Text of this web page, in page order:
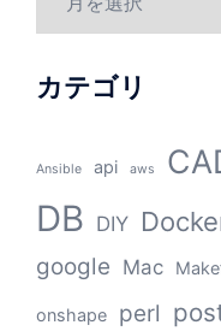
カテゴリ
Ansible api aws
DB DIY
google Mac
onshape perl